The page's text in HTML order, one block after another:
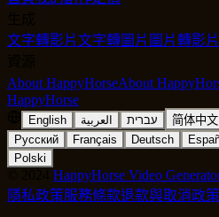
文字轉影片文字轉圖片 圖片轉影片
About HappyHorseAbout
HappyHorse
English العربية עברית 简体中文
Русский
Français Deutsch
Polski
HappyHorse Video
隱私政策服務條款退款與取消政策